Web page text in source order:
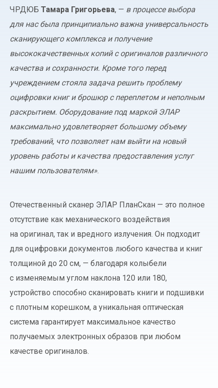
ЧРДЮБ Тамара Григорьева, — в процессе выбора
для нас была принципиально важна универсальность
сканирующего комплекса и получение
высококачественных копий с оригиналов различного
качества и сохранности. Кроме того перед
учреждением стояла задача решить проблему
оцифровки книг и брошюр с переплетом и неполным
раскрытием. Оборудование под маркой ЭЛАР
максимально удовлетворяет большому объему
требований, что позволяет нам выйти на новый
уровень работы и качества предоставления услуг
нашим пользователям».
Отечественный сканер ЭЛАР ПланСкан — это полное
отсутствие как механического воздействия
на оригинал, так и вредного излучения. Он подходит
для оцифровки документов любого качества и книг
толщиной до 20 см, — благодаря колыбели
с изменяемым углом наклона 120 или 180,
устройство способно сканировать книги и подшивки
c плотным корешком, а уникальная оптическая
система гарантирует максимальное качество
получаемых электронных образов при любом
качестве оригиналов.